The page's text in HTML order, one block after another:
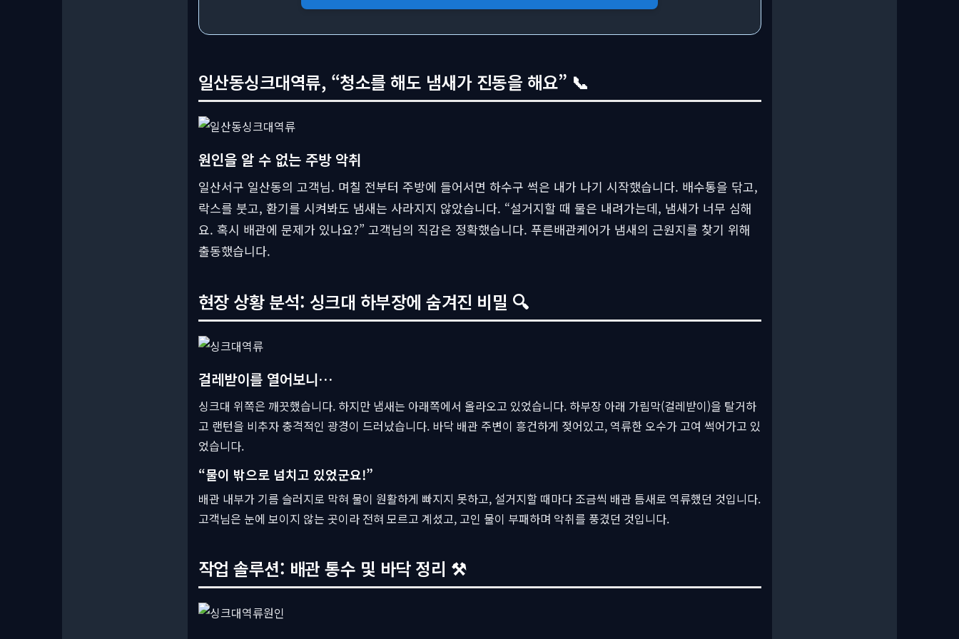
일산동싱크대역류, “청소를 해도 냄새가 진동을 해요” 📞
원인을 알 수 없는 주방 악취
일산서구 일산동의 고객님. 며칠 전부터 주방에 들어서면 하수구 썩은 내가 나기 시작했습니다. 배수통을 닦고,
락스를 붓고, 환기를 시켜봐도 냄새는 사라지지 않았습니다. “설거지할 때 물은 내려가는데, 냄새가 너무 심해
요. 혹시 배관에 문제가 있나요?” 고객님의 직감은 정확했습니다. 푸른배관케어가 냄새의 근원지를 찾기 위해
출동했습니다.
현장 상황 분석: 싱크대 하부장에 숨겨진 비밀 🔍
걸레받이를 열어보니…
싱크대 위쪽은 깨끗했습니다. 하지만 냄새는 아래쪽에서 올라오고 있었습니다. 하부장 아래 가림막(걸레받이)을 탈거하
고 랜턴을 비추자 충격적인 광경이 드러났습니다. 바닥 배관 주변이 흥건하게 젖어있고, 역류한 오수가 고여 썩어가고 있
었습니다.
“물이 밖으로 넘치고 있었군요!”
배관 내부가 기름 슬러지로 막혀 물이 원활하게 빠지지 못하고, 설거지할 때마다 조금씩 배관 틈새로 역류했던 것입니다.
고객님은 눈에 보이지 않는 곳이라 전혀 모르고 계셨고, 고인 물이 부패하며 악취를 풍겼던 것입니다.
작업 솔루션: 배관 통수 및 바닥 정리 ⚒